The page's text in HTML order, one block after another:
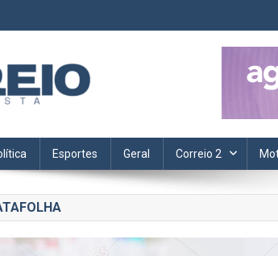
da região no Correio Paulista. Informação,
Esportes Geral Correio 2